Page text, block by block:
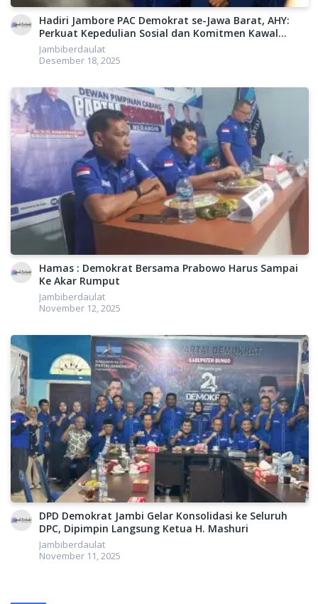
Tak hanya itu, selama di Lampung AHY juga akan bertemu
dan menyapa beberapa elemen masyarakat, dan mencicipi
berbagai makanan khas kota yang dijuluki “Tapis Berseri” ini.
(dna/csa)
Hadiri Jambore PAC Demokrat se-Jawa Barat, AHY:
Perkuat Kepedulian Sosial dan Komitmen Kawal
Pemerintahan
Jambiberdaulat
Desember 18, 2025
Hamas : Demokrat Bersama Prabowo Harus Sampai
Ke Akar Rumput
Jambiberdaulat
November 12, 2025
DPD Demokrat Jambi Gelar Konsolidasi ke Seluruh
DPC, Dipimpin Langsung Ketua H. Mashuri
Jambiberdaulat
November 11, 2025